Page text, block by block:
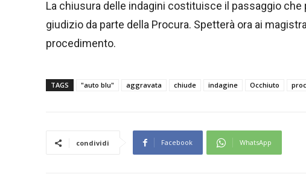
La chiusura delle indagini costituisce il passaggio
giudizio da parte della Procura. Spetterà ora ai
procedimento.
TAGS "auto blu" aggravata chiude indagine Occhiuto
condividi Facebook WhatsApp